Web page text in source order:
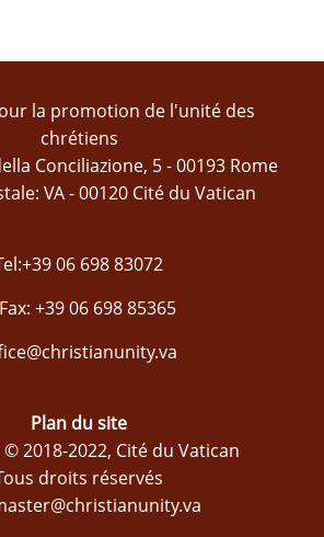
la promotion de l'unité des
chrétiens
Conciliazione, 5 - 00193 Rome
VA - 00120 Cité du Vatican
06 698 83072
Fax: +39 06 698 85365
Plan du site
2018-2022, Cité du Vatican
droits réservés